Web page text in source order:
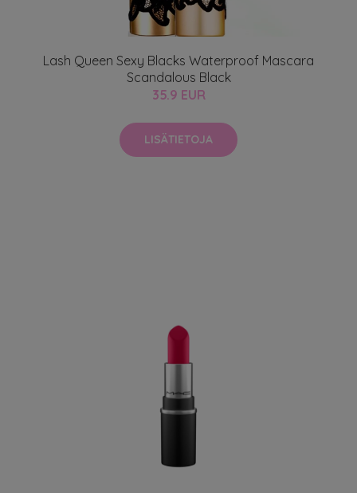
Lash Queen Sexy Blacks Waterproof Mascara
Scandalous Black
35.9 EUR
LISÄTIETOJA